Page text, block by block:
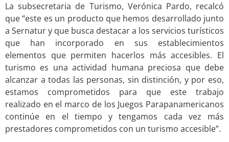
La subsecretaria de Turismo, Verónica Pardo, recalcó
que “este es un producto que hemos desarrollado junto
a Sernatur y que busca destacar a los servicios turísticos
que han incorporado en sus establecimientos
elementos que permiten hacerlos más accesibles. El
turismo es una actividad humana preciosa que debe
alcanzar a todas las personas, sin distinción, y por eso,
estamos comprometidos para que este trabajo
realizado en el marco de los Juegos Parapanamericanos
continúe en el tiempo y tengamos cada vez más
prestadores comprometidos con un turismo accesible”.